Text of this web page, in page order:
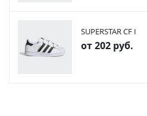
SUPERSTAR CF I
от202 руб.